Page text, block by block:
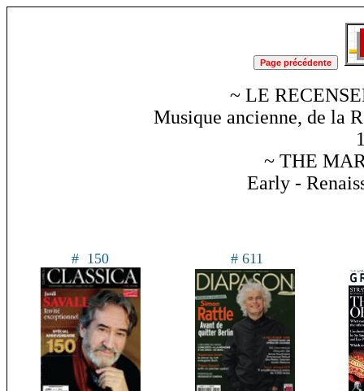
~ LE
Musique ancienne, de la
~ THE
Early -
# 150 # 611